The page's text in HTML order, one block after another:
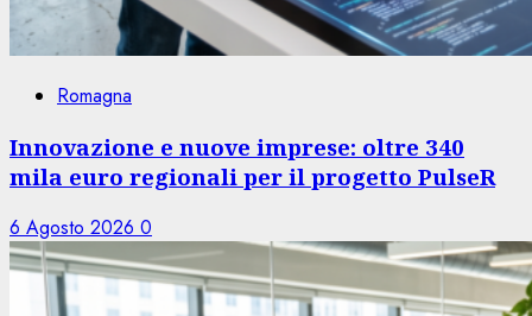
Romagna
Innovazione e nuove imprese: oltre 340
mila euro regionali per il progetto PulseR
6 Agosto 2026 0